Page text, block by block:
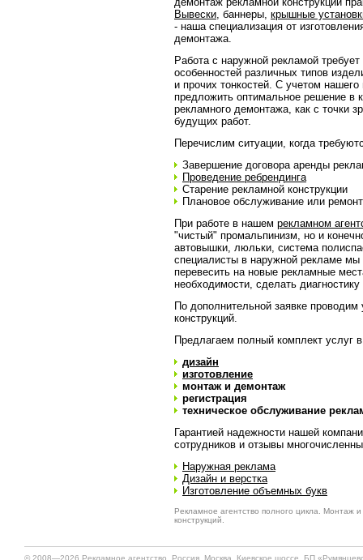
Вывески, баннеры, крышные
- наша специализация от
демонтажа.
Работа с наружной рекламой
особенностей различных типов
и прочих тонкостей. С учетом нашего
предложить оптимальное решение в
рекламного демонтажа, как с точки
будущих работ.
Перечислим ситуации, когда
Завершение договора аренды
Проведение ребрендинга
Старение рекламной конструкции
Плановое обслуживание или
При работе в нашем рекламном
"чистый" промальпинизм, но и
автовышки, люльки, система
специалисты в наружной рекламе мы
перевесить на новые рекламные
необходимости, сделать
По дополнительной заявке
конструкций.
Предлагаем полный комплект услуг
дизайн
изготовление
монтаж и демонтаж
регистрация
техническое обслуживание
Гарантией надежности нашей
сотрудников и отзывы
Наружная реклама
Дизайн и верстка
Изготовление объемных букв
Рекламное агентство полного цикла. Монтаж
конструкций.
© 2008—2026 Рекламное агентство. Россия, Москва, Киевское шоссе, БП